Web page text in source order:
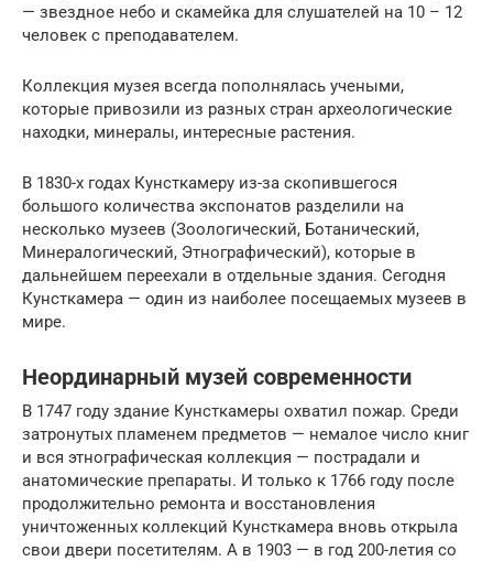
— звездное небо и скамейка для слушателей на 10 – 12
человек с преподавателем.
Коллекция музея всегда пополнялась учеными,
которые привозили из разных стран археологические
находки, минералы, интересные растения.
В 1830-х годах Кунсткамеру из-за скопившегося
большого количества экспонатов разделили на
несколько музеев (Зоологический, Ботанический,
Минералогический, Этнографический), которые в
дальнейшем переехали в отдельные здания. Сегодня
Кунсткамера — один из наиболее посещаемых музеев в
мире.
Неординарный музей современности
В 1747 году здание Кунсткамеры охватил пожар. Среди
затронутых пламенем предметов — немалое число книг
и вся этнографическая коллекция — пострадали и
анатомические препараты. И только к 1766 году после
продолжительно ремонта и восстановления
уничтоженных коллекций Кунсткамера вновь открыла
свои двери посетителям. А в 1903 — в год 200-летия со